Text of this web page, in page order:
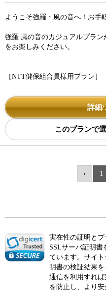
ようこそ強羅・風の音へ！お手
強羅 風の音のカジュアルプラ
をお楽しみください。
［NTT健保組合員様用プラン］
詳細/
このプランで
‹ 1
実在性の証明と
SSLサーバ証明書
ています。サイ
明書の検証結果
通信を利用すれ
を防止し、より